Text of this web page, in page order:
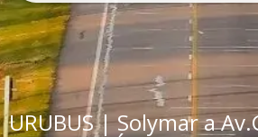
URUBUS | Solymar a